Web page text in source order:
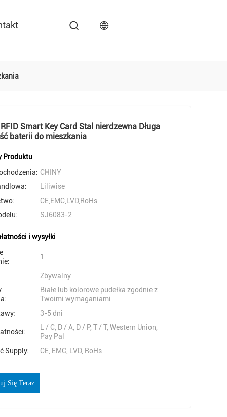
Smart Key Card Stal nierdzewna Długa
baterii do mieszkania
Produktu
CHINY
Liliwise
CE,EMC,LVD,RoHs
SJ6083-2
i wysyłki
1
Zbywalny
Białe lub kolorowe pudełka zgodnie z
Twoimi wymaganiami
3-5 dni
L / C, D / A, D / P, T / T, Western Union,
Pay Pal
Supply:
CE, EMC, LVD, RoHs
Się Teraz